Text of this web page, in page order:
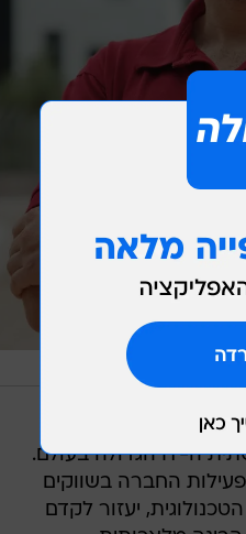
גלובלי
הים התיכון בחברת
החברה בשווקים
יעזור לקדם
מלאכותית,